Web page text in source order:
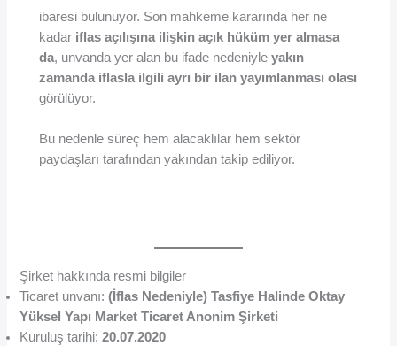
ibaresi bulunuyor. Son mahkeme kararında her ne
kadar iflas açılışına ilişkin açık hüküm yer almasa
da, unvanda yer alan bu ifade nedeniyleyakın
zamanda iflasla ilgili ayrı bir ilan yayımlanması olası
görülüyor.
Bu nedenle süreç hem alacaklılar hem sektör
paydaşları tarafından yakından takip ediliyor.
Şirket hakkında resmi bilgiler
Ticaret unvanı:(İflas Nedeniyle) Tasfiye Halinde Oktay
Yüksel Yapı Market Ticaret Anonim Şirketi
Kuruluş tarihi:20.07.2020